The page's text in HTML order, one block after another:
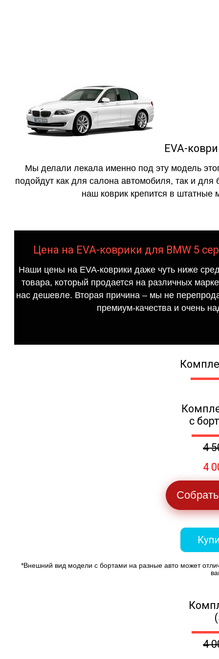
EVA-
Мы делали лекала именно под эту модель
подойдут как для салона автомобиля, так и для
наш коврик крепится в штатные
Цена на EVA-коврики для BMW 5
Наши цены на EVA-коврики даже чуть ниже
товара, который продается на различных
нас дешевле. Вторая причина – мы не
премиум-качества и очень
с
4
4
*Внешний вид модели с бортами на разные авто может
4